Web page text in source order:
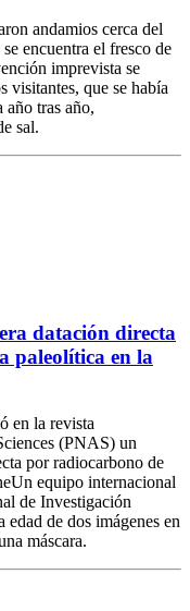
andamios cerca del
encuentra el fresco de
imprevista se
visitantes, que se había
año tras año,
sal.
datación directa
paleolítica en la
en la revista
(PNAS) un
por radiocarbono de
equipo internacional
de Investigación
de dos imágenes en
máscara.